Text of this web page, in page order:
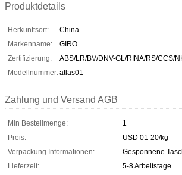
Produktdetails
Herkunftsort:
China
Markenname:
GIRO
Zertifizierung:
ABS/LR/BV/DNV-GL/RINA/RS/CCS/
Modellnummer:atlas01
Zahlung und Versand AGB
Min Bestellmenge:
1
Preis:
USD 01-20/kg
Verpackung Informationen:
Gesponnene
Lieferzeit:
5-8 Arbeitstage